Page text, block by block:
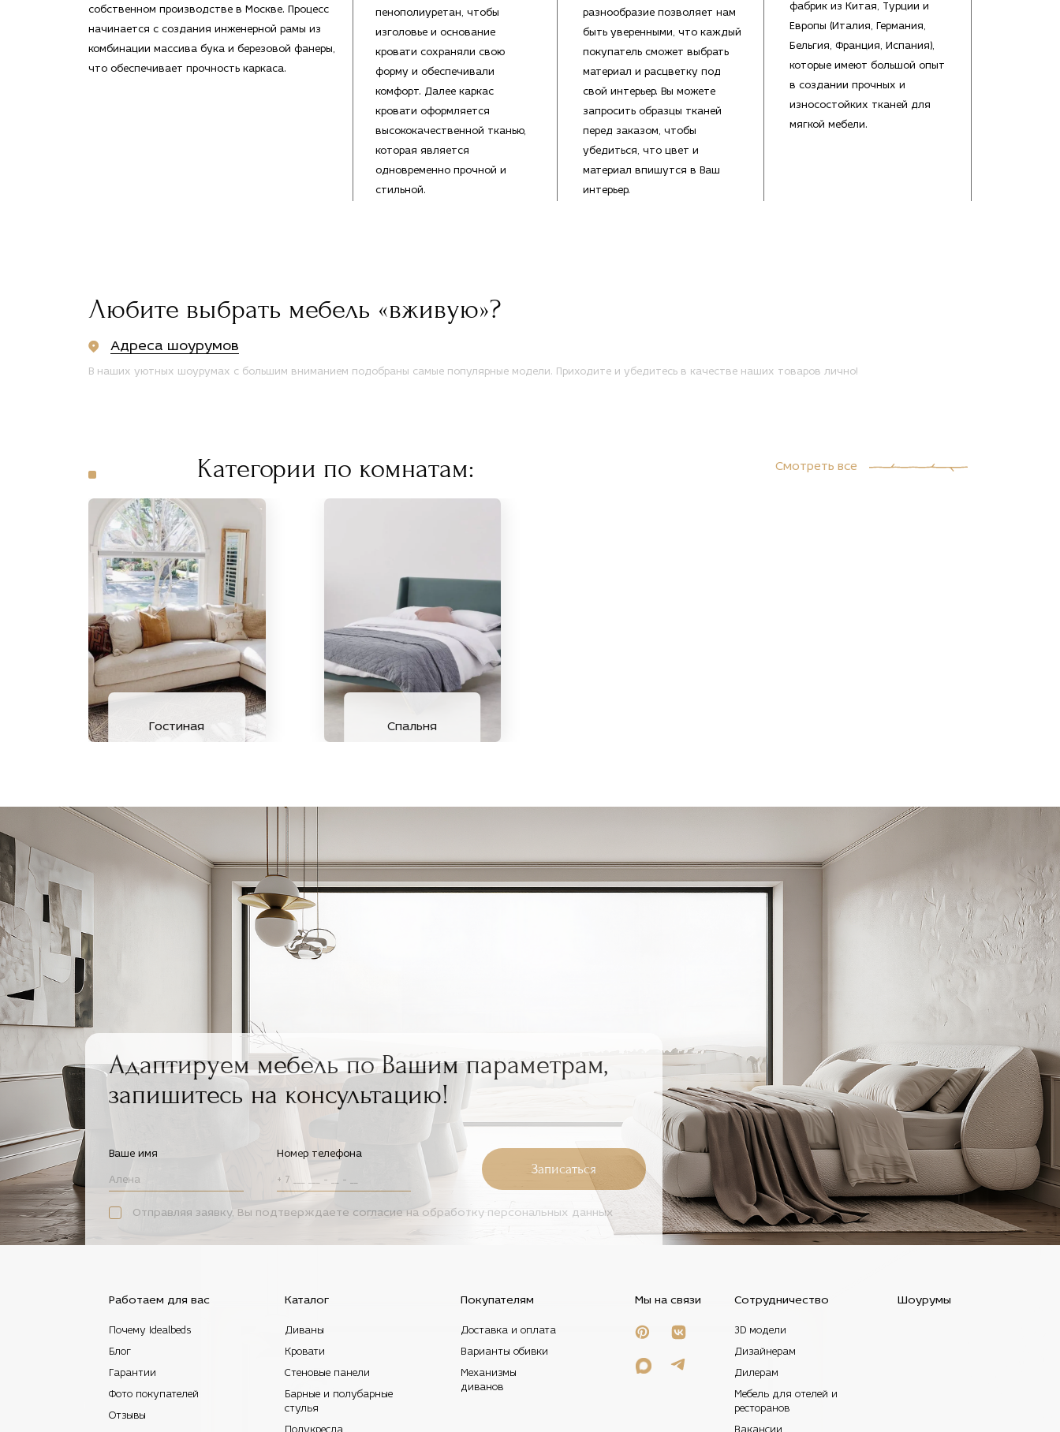
собственном производстве в Москве. Процесс
начинается с создания инженерной рамы из
комбинации массива бука и березовой фанеры,
что обеспечивает прочность каркаса.
пенополиуретан, чтобы
изголовье и основание
кровати сохраняли свою
форму и обеспечивали
комфорт. Далее каркас
кровати оформляется
высококачественной тканью,
которая является
одновременно прочной и
стильной.
разнообразие позволяет нам
быть уверенными, что каждый
покупатель сможет выбрать
материал и расцветку под
свой интерьер. Вы можете
запросить образцы тканей
перед заказом, чтобы
убедиться, что цвет и
материал впишутся в Ваш
интерьер.
фабрик из Китая, Турции и
Европы (Италия, Германия,
Бельгия, Франция, Испания),
которые имеют большой опыт
в создании прочных и
износостойких тканей для
мягкой мебели.
Любите выбрать мебель «вживую»?
Адреса шоурумов
В наших уютных шоурумах с большим вниманием подобраны самые популярные модели. Приходите и убедитесь в качестве наших товаров лично!
Категории по комнатам: Смотреть все
Гостиная Спальня
Адаптируем мебель по Вашим параметрам,
запишитесь на консультацию!
Ваше имя Номер телефона
Записаться
Отправляя заявку, Вы подтверждаете согласие на обработку персональных данных
Работаем для вас
Почему Idealbeds
Блог
Гарантии
Фото покупателей
Отзывы
Каталог
Диваны
Кровати
Стеновые панели
Барные и полубарные
стулья
Покупателям
Доставка и оплата
Варианты обивки
Механизмы
диванов
Мы на связи Сотрудничество
3D модели
Дизайнерам
Дилерам
Мебель для отелей и
ресторанов
Шоурумы